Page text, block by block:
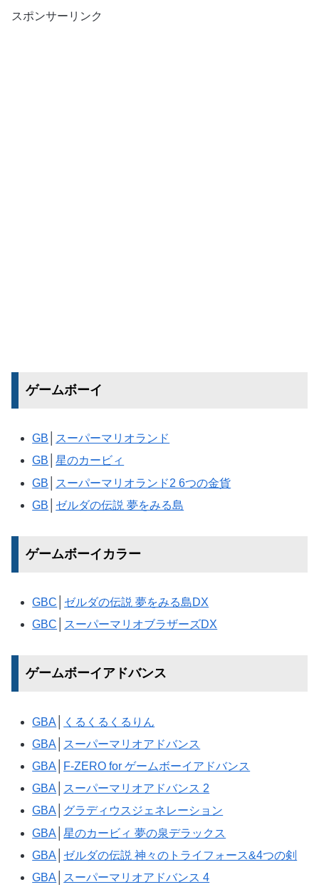
スポンサーリンク
ゲームボーイ
GB
スーパーマリオランド
GB │星のカービィ
GB
スーパーマリオランド2 6つの金貨
GB
ゼルダの伝説 夢をみる島
ゲームボーイカラー
GBC
ゼルダの伝説 夢をみる島DX
GBC
スーパーマリオブラザーズDX
ゲームボーイアドバンス
GBA
くるくるくるりん
GBA
スーパーマリオアドバンス
GBA
F-ZERO for ゲームボーイアドバンス
GBA
スーパーマリオアドバンス 2
GBA
グラディウスジェネレーション
GBA │星のカービィ 夢の泉デラックス
GBA
ゼルダの伝説 神々のトライフォース&4つの剣
GBA
スーパーマリオアドバンス 4